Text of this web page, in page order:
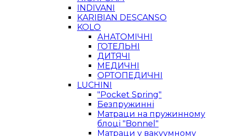
INDIVANI
KARIBIAN DESCANSO
KOLO
АНАТОМІЧНІ
ГОТЕЛЬНІ
ДИТЯЧІ
МЕДИЧНІ
ОРТОПЕДИЧНІ
LUCHINI
"Pocket Spring"
Безпружинні
Матраци на пружинному
блоці "Bonnel"
Матраци у вакуумному